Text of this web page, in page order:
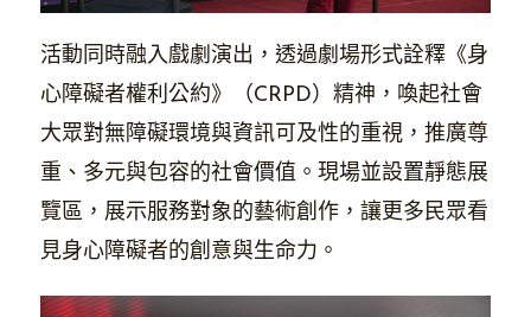
活動同時融入戲劇演出，透過劇場形式詮釋《身
心障礙者權利公約》（CRPD）精神，喚起社會
大眾對無障礙環境與資訊可及性的重視，推廣尊
重、多元與包容的社會價值。現場並設置靜態展
覽區，展示服務對象的藝術創作，讓更多民眾看
見身心障礙者的創意與生命力。